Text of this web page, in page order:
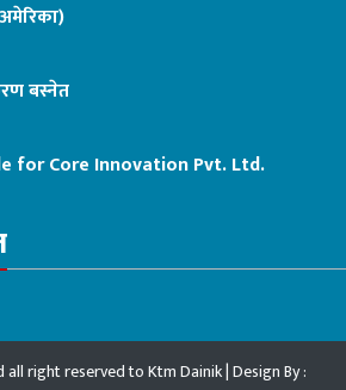
बस्नेत
for Core Innovation Pvt. Ltd.
right reserved to Ktm Dainik | Design By :